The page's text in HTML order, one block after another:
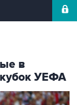
в
УЕФА